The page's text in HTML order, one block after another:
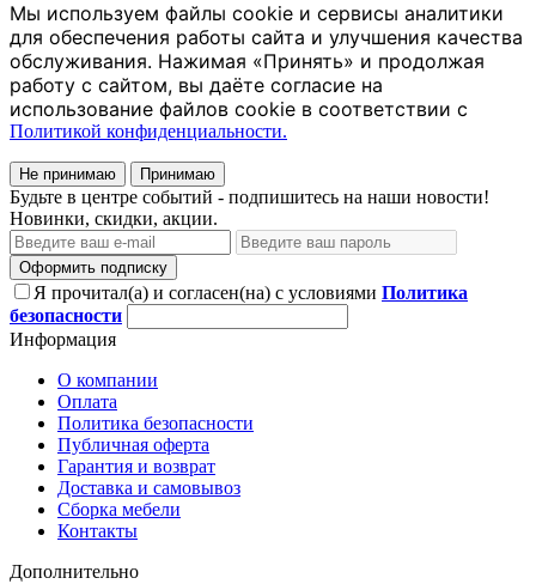
Мы используем файлы cookie и сервисы аналитики
для обеспечения работы сайта и улучшения качества
обслуживания. Нажимая «Принять» и продолжая
работу с сайтом, вы даёте согласие на
использование файлов cookie в соответствии с
Политикой конфиденциальности.
Не принимаю Принимаю
Будьте в центре событий - подпишитесь на наши новости!
Новинки, скидки, акции.
Оформить подписку
Я прочитал(а) и согласен(на) с условиями Политика
безопасности
Информация
О компании
Оплата
Политика безопасности
Публичная оферта
Гарантия и возврат
Доставка и самовывоз
Сборка мебели
Контакты
Дополнительно